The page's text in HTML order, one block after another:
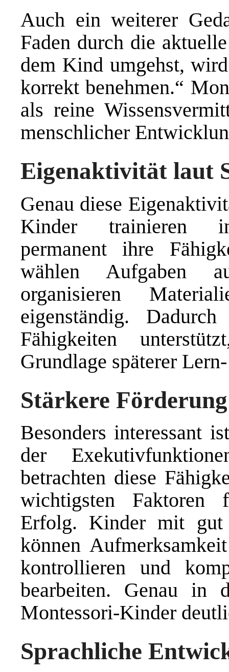
Auch ein weiterer
Faden durch die
dem Kind umgehst,
korrekt benehmen.“
als reine
menschlicher
Eigenaktivität laut
Genau diese
Kinder trainieren in
permanent ihre
wählen Aufgaben
organisieren
eigenständig.
Fähigkeiten
Grundlage späterer
Stärkere
Besonders interessant
der
betrachten diese
wichtigsten Faktoren
Erfolg. Kinder mit gut
können
kontrollieren und
bearbeiten. Genau in
Montessori-Kinder
Sprachliche